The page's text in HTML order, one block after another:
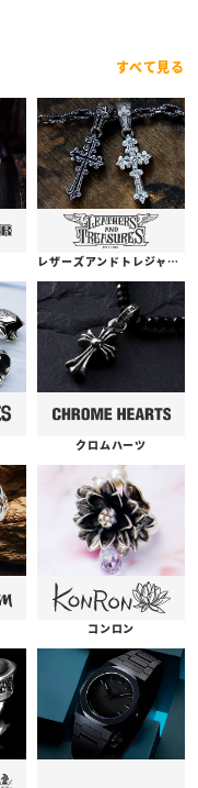
すべて見る
レザーズアンドトレジャーズ
クロムハーツ
コンロン